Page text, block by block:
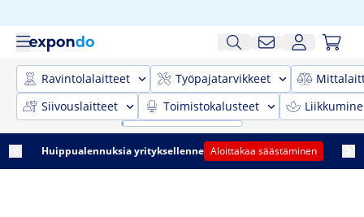
Ravintolalaitteet Työpajatarvikkeet
Siivouslaitteet
Toimistokalusteet
Huippualennuksia yrityksellenne Aloittakaa säästäminen